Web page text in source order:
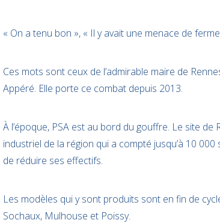
« On a tenu bon », « Il y avait une menace de
Ces mots sont ceux de l’admirable maire de
Appéré. Elle porte ce combat depuis 2013.
À l’époque, PSA est au bord du gouffre. Le site de
industriel de la région qui a compté jusqu’à 10 000
de réduire ses effectifs.
Les modèles qui y sont produits sont en fin de
Sochaux, Mulhouse et Poissy.